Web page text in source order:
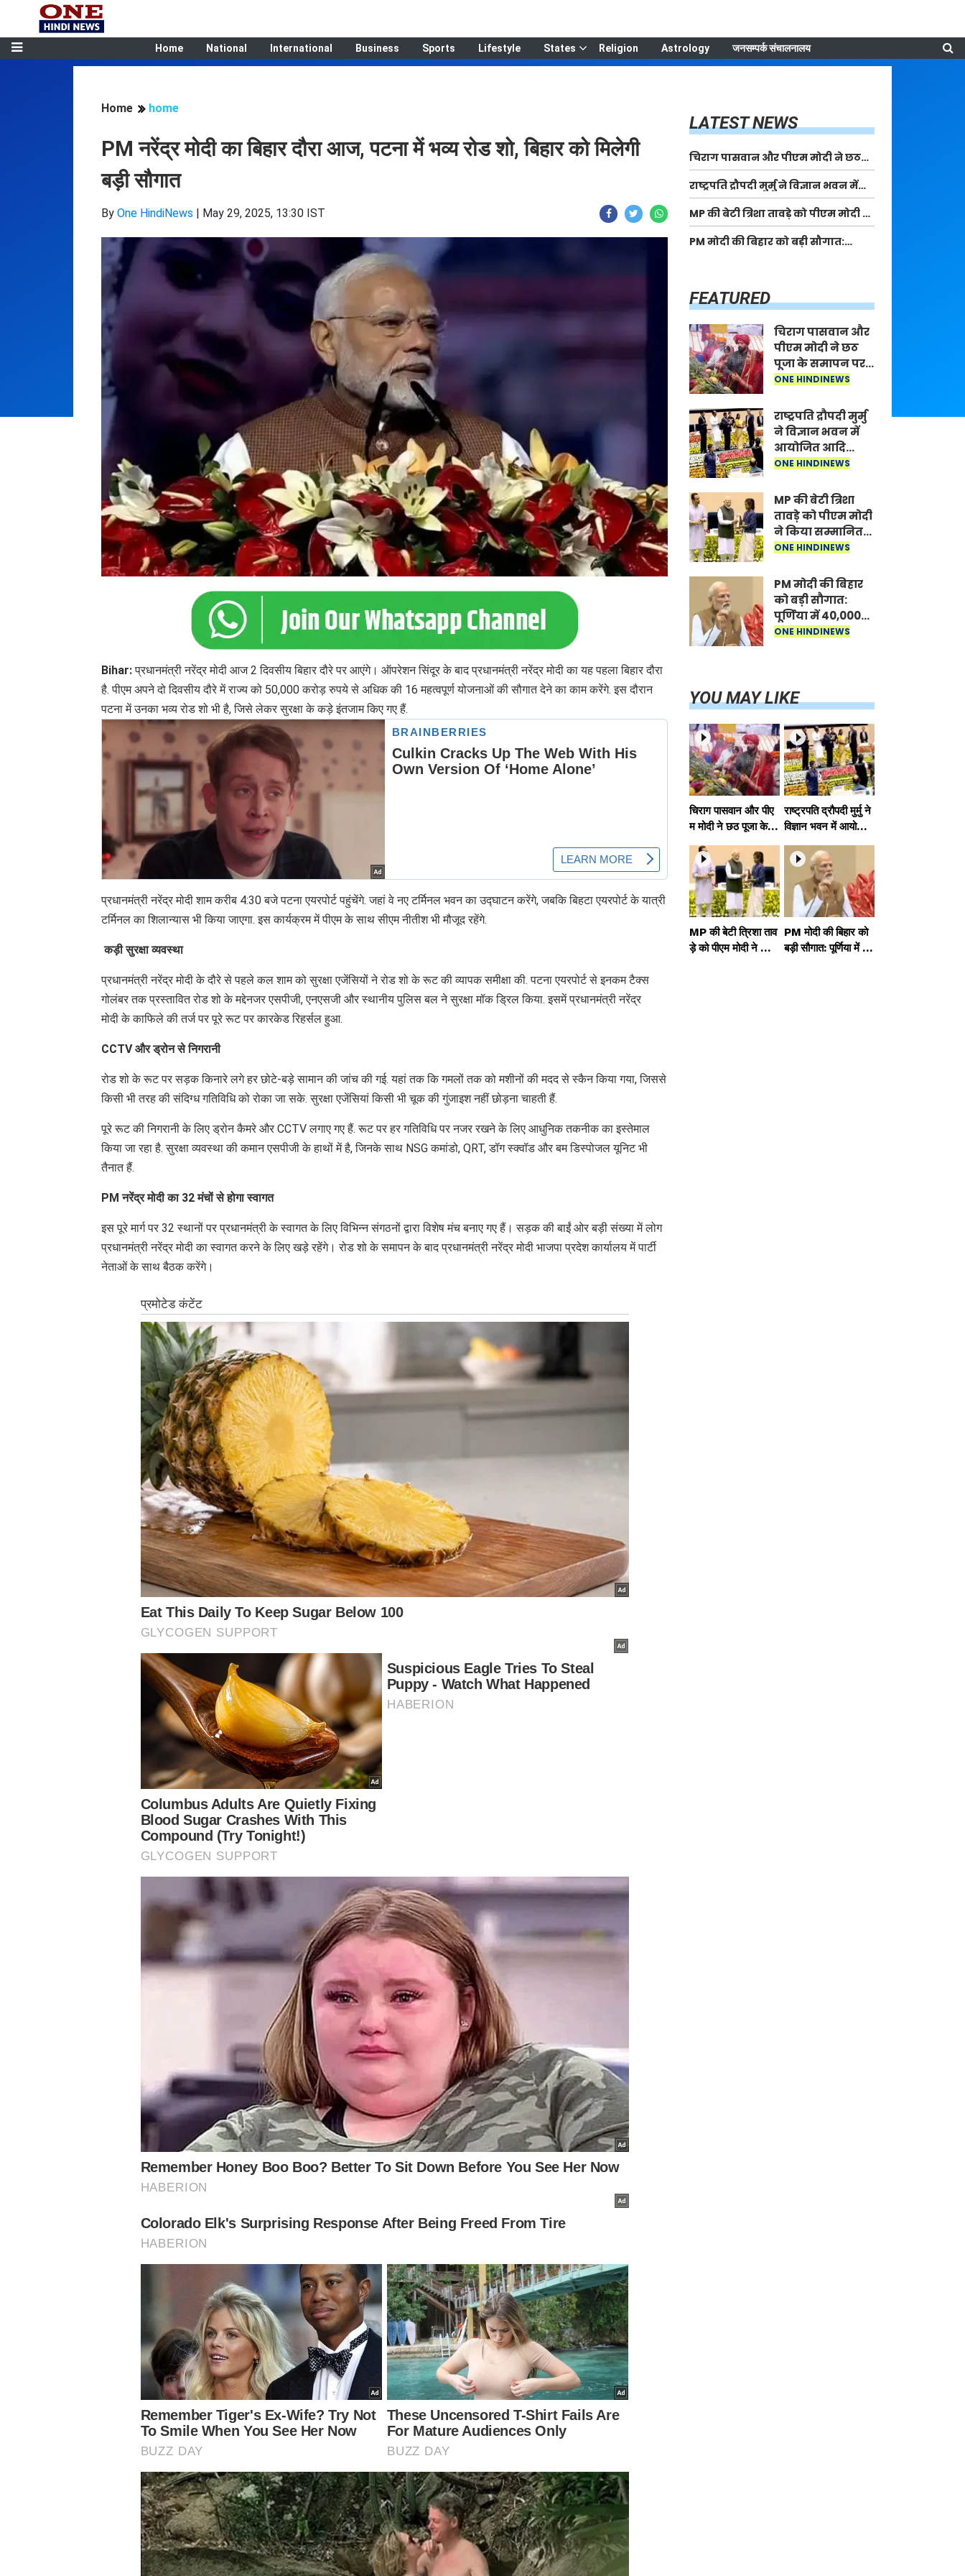
Home National International Business Sports Lifestyle States Religion Astrology जनसम्पर्क संचालनालय
Home home
PM नरेंद्र मोदी का बिहार दौरा आज, पटना में भव्य रोड शो, बिहार को मिलेगी
बड़ी सौगात
By One HindiNews | May 29, 2025, 13:30 IST
Bihar:प्रधानमंत्री नरेंद्र मोदी आज 2 दिवसीय बिहार दौरे पर आएंगे। ऑपरेशन सिंदूर के बाद प्रधानमंत्री नरेंद्र मोदी का यह पहला बिहार दौरा
है. पीएम अपने दो दिवसीय दौरे में राज्य को 50,000 करोड़ रुपये से अधिक की 16 महत्वपूर्ण योजनाओं की सौगात देने का काम करेंगे. इस दौरान
पटना में उनका भव्य रोड शो भी है, जिसे लेकर सुरक्षा के कड़े इंतजाम किए गए हैं.
प्रधानमंत्री नरेंद्र मोदी शाम करीब 4:30 बजे पटना एयरपोर्ट पहुंचेंगे. जहां वे नए टर्मिनल भवन का उद्घाटन करेंगे, जबकि बिहटा एयरपोर्ट के यात्री
टर्मिनल का शिलान्यास भी किया जाएगा. इस कार्यक्रम में पीएम के साथ सीएम नीतीश भी मौजूद रहेंगे.
कड़ी सुरक्षा व्यवस्था
प्रधानमंत्री नरेंद्र मोदी के दौरे से पहले कल शाम को सुरक्षा एजेंसियों ने रोड शो के रूट की व्यापक समीक्षा की. पटना एयरपोर्ट से इनकम टैक्स
गोलंबर तक प्रस्तावित रोड शो के मद्देनजर एसपीजी, एनएसजी और स्थानीय पुलिस बल ने सुरक्षा मॉक ड्रिल किया. इसमें प्रधानमंत्री नरेंद्र
मोदी के काफिले की तर्ज पर पूरे रूट पर कारकेड रिहर्सल हुआ.
CCTV और ड्रोन से निगरानी
रोड शो के रूट पर सड़क किनारे लगे हर छोटे-बड़े सामान की जांच की गई. यहां तक कि गमलों तक को मशीनों की मदद से स्कैन किया गया, जिससे
किसी भी तरह की संदिग्ध गतिविधि को रोका जा सके. सुरक्षा एजेंसियां किसी भी चूक की गुंजाइश नहीं छोड़ना चाहती हैं.
पूरे रूट की निगरानी के लिए ड्रोन कैमरे और CCTV लगाए गए हैं. रूट पर हर गतिविधि पर नजर रखने के लिए आधुनिक तकनीक का इस्तेमाल
किया जा रहा है. सुरक्षा व्यवस्था की कमान एसपीजी के हाथों में है, जिनके साथ NSG कमांडो, QRT, डॉग स्क्वॉड और बम डिस्पोजल यूनिट भी
तैनात हैं.
PM नरेंद्र मोदी का 32 मंचों से होगा स्वागत
इस पूरे मार्ग पर 32 स्थानों पर प्रधानमंत्री के स्वागत के लिए विभिन्न संगठनों द्वारा विशेष मंच बनाए गए हैं। सड़क की बाईं ओर बड़ी संख्या में लोग
प्रधानमंत्री नरेंद्र मोदी का स्वागत करने के लिए खड़े रहेंगे। रोड शो के समापन के बाद प्रधानमंत्री नरेंद्र मोदी भाजपा प्रदेश कार्यालय में पार्टी
नेताओं के साथ बैठक करेंगे।
LATEST NEWS
चिराग पासवान और पीएम मोदी ने छठ
पूजा के समापन पर देशवासियों को दी
शुभकामनाएं, छठी मैया से देश की समृद्धि
की कामना की
राष्ट्रपति द्रौपदी मुर्मु ने विज्ञान भवन में
आयोजित आदि कर्मयोगी अभियान पर
राष्ट्रीय कॉन्क्लेव में मध्यप्रदेश को
सम्मानित किया
MP की बेटी त्रिशा तावड़े को पीएम मोदी ने
किया सम्मानित, राष्ट्रीय स्तर पर लहराया
कौशल विकास का परचम
PM मोदी की बिहार को बड़ी सौगात:
FEATURED
चिराग पासवान और
पीएम मोदी ने छठ
पूजा के समापन पर
देशवासियों को दी
मैया से देश की
समृद्धि की
कामना की
ONE HINDINEWS
राष्ट्रपति द्रौपदी मुर्मु
ने विज्ञान भवन में
आयोजित आदि
कर्मयोगी अभियान
में मध्यप्रदेश को
सम्मानित किया
ONE HINDINEWS
MP की बेटी त्रिशा
तावड़े को पीएम मोदी
ने किया सम्मानित,
राष्ट्रीय स्तर पर
विकास का परचम
ONE HINDINEWS
PM मोदी की बिहार
को बड़ी सौगात:
पूर्णिया में 40,000
करोड़ की विकास
का नया युग शुरू
ONE HINDINEWS
YOU MAY LIKE
चिराग पासवान और पीए
म मोदी ने छठ पूजा के स
मापन पर देशवासियों को
दी शुभकामनाएं, छठी
मैया से देश की समृद्धि की
कामना की
राष्ट्रपति द्रौपदी मुर्मु ने
विज्ञान भवन में आयोजित
आदि कर्मयोगी अभियान
पर राष्ट्रीय कॉन्क्लेव में
मध्यप्रदेश को सम्मानित
किया
MP की बेटी त्रिशा ताव
ड़े को पीएम मोदी ने किया
PM मोदी की बिहार को
बड़ी सौगात: पूर्णिया में 4